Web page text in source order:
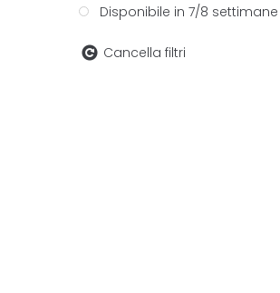
Disponibile in 7/8 settimane
Cancella filtri